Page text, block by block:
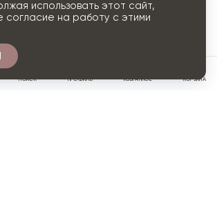
ПОИСК ПРОФИЛЬ ИЗБРАННОЕ КОРЗИНА
использовать этот сайт,
согласие на работу с этими